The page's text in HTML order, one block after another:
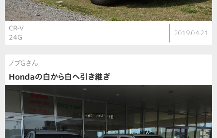
CR-V
24G
2019.04.21
ノブGさん
Hondaの白から白へ引き継ぎ